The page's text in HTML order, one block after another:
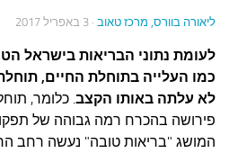
הקונדיטוריה
עצות סבתא
סבתא מספרת
סרטונים ואנימציה
סרטים מומלצים
ליאורה בוורס, מרכז טאוב · 3 באפריל 2017
לעומת נתוני הבריאות בישראל
כמו העלייה בתוחלת החיים,
לא עלתה באותו הקצב. כלומר,
פירושה בהכרח רמה גבוהה של
המושג "בריאות טובה" נעשה רחב